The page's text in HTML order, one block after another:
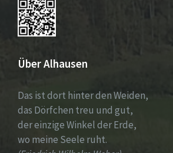
Über Alhausen
Das ist dort hinter den Weiden,
das Dörfchen treu und gut,
der einzige Winkel der Erde,
wo meine Seele ruht.